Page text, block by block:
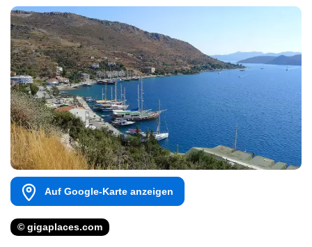
Auf Google-Karte anzeigen
© gigaplaces.com